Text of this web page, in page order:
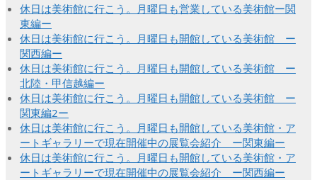
休日は美術館に行こう。月曜日も営業している美術館ー関
東編ー
休日は美術館に行こう。月曜日も開館している美術館 ー
関西編ー
休日は美術館に行こう。月曜日も開館している美術館 ー
北陸・甲信越編ー
休日は美術館に行こう。月曜日も開館している美術館 ー
関東編2ー
休日は美術館に行こう。月曜日も開館している美術館・ア
ートギャラリーで現在開催中の展覧会紹介 ー関東編ー
休日は美術館に行こう。月曜日も開館している美術館・ア
ートギャラリーで現在開催中の展覧会紹介 ー関西編ー